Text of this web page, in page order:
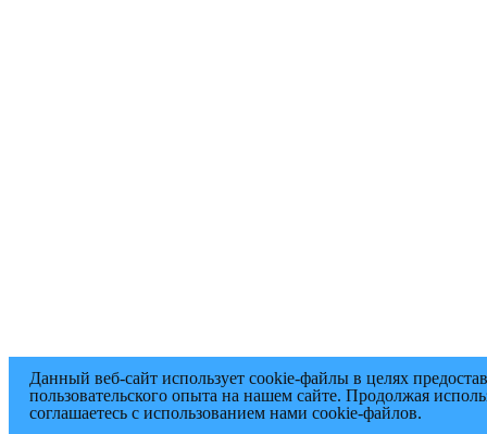
Данный веб-сайт использует cookie-файлы в целях
пользовательского опыта на нашем сайте. Продолжая
соглашаетесь с использованием нами cookie-файлов.